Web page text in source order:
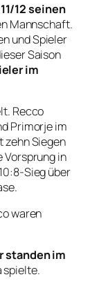
12 seinen
Mannschaft.
und Spieler
Saison
im
Recco
Primorje im
zehn Siegen
Vorsprung in
Sieg über
waren
standen im
spielte.